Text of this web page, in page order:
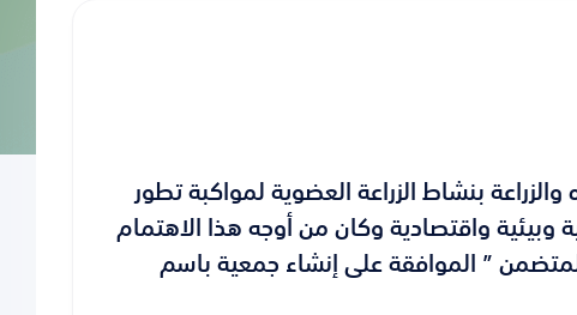
بنشاط الزراعة العضوية لمواكبة تطور
وبيئية واقتصادية وكان من أوجه هذا الاهتمام
مجلس الوزراء رقم 273 وتاريخ 1428/8/21هـ المتضمن ” الموافقة على إنشاء جمعية باسم